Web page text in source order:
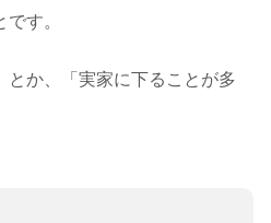
す。
とか、「実家に下ることが多